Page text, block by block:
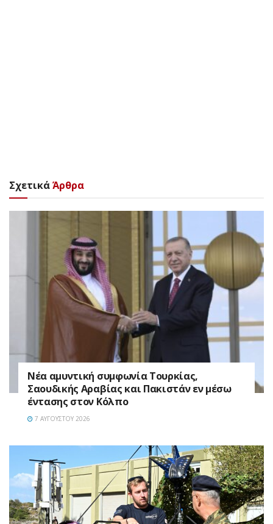
ΣχετικάΆρθρα
Νέα αμυντική συμφωνία Τουρκίας,
Σαουδικής Αραβίας και Πακιστάν εν μέσω
έντασης στον Κόλπο
7 ΑΥΓΟΎΣΤΟΥ 2026